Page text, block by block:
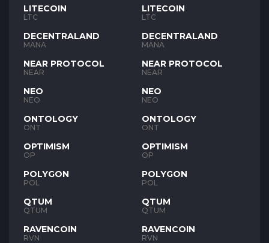
LITECOIN
LTC
DECENTRALAND
MANA
NEAR PROTOCOL
NEAR
NEO
NEO
ONTOLOGY
ONT
OPTIMISM
OP
POLYGON
POL
QTUM
QTUM
RAVENCOIN
RVN
LITECOIN
LTC
DECENTRALAND
MANA
NEAR PROTOCOL
NEAR
NEO
NEO
ONTOLOGY
ONT
OPTIMISM
OP
POLYGON
POL
QTUM
QTUM
RAVENCOIN
RVN